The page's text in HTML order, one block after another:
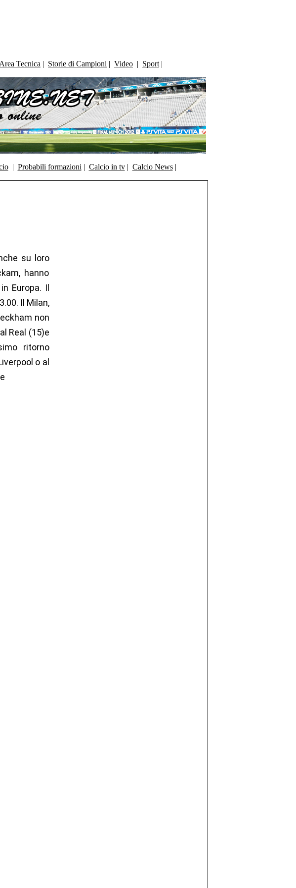
Area Tecnica | Storie di Campioni | Video | Sport |
| Probabili formazioni | Calcio in tv| Calcio News|
su loro
hanno
Europa. Il
Il Milan,
non
Real (15)e
ritorno
o al